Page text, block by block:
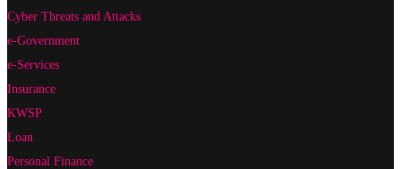
Cyber Threats and Attacks
e-Government
e-Services
Insurance
KWSP
Loan
Personal Finance